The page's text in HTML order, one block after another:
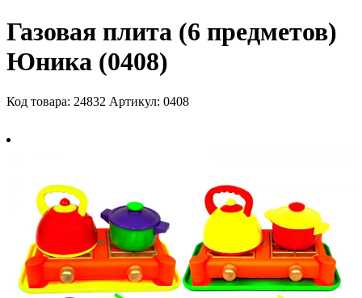
Газовая плита (6 предметов)
Юника (0408)
Код товара: 24832 Артикул: 0408